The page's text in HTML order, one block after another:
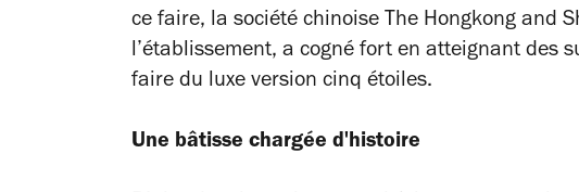
ce faire, la société chinoise The Hongkong and
l’établissement, a cogné fort en atteignant des
faire du luxe version cinq étoiles.
Une bâtisse chargée d'histoire